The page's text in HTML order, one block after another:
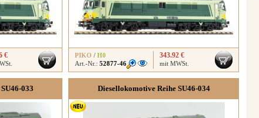
€ PIKO / H0
Art.-Nr.: 52877-46
343.92 €
mit MWSt.
033 Diesellokomotive Reihe SU46-034